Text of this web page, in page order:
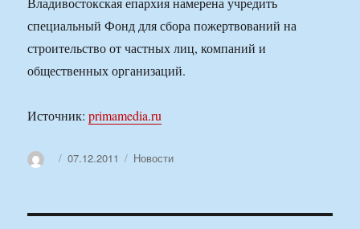
специальный Фонд для сбора пожертвований на
строительство от частных лиц, компаний и
общественных организаций.
Источник:primamedia.ru
АвторОпубликовано
07.12.2011 Рубрики
Новости